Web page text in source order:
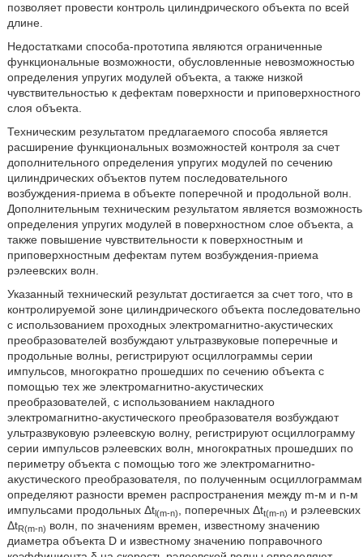
позволяет провести контроль цилиндрического объекта по всей
длине.
Недостатками способа-прототипа являются ограниченные
функциональные возможности, обусловленные невозможностью
определения упругих модулей объекта, а также низкой
чувствительностью к дефектам поверхности и приповерхностного
слоя объекта.
Техническим результатом предлагаемого способа является
расширение функциональных возможностей контроля за счет
дополнительного определения упругих модулей по сечению
цилиндрических объектов путем последовательного
возбуждения-приема в объекте поперечной и продольной волн.
Дополнительным техническим результатом является возможность
определения упругих модулей в поверхностном слое объекта, а
также повышение чувствительности к поверхностным и
приповерхностным дефектам путем возбуждения-приема
рэлеевских волн.
Указанный технический результат достигается за счет того, что в
контролируемой зоне цилиндрического объекта последовательно
с использованием проходных электромагнитно-акустических
преобразователей возбуждают ультразвуковые поперечные и
продольные волны, регистрируют осциллограммы серии
импульсов, многократно прошедших по сечению объекта с
помощью тех же электромагнитно-акустических
преобразователей, с использованием накладного
электромагнитно-акустического преобразователя возбуждают
ультразвуковую рэлеевскую волну, регистрируют осциллограмму
серии импульсов рэлеевских волн, многократных прошедших по
периметру объекта с помощью того же электромагнитно-
акустического преобразователя, по полученным осциллограммам
определяют разности времен распространения между m-м и n-м
импульсами продольных Δtl(m-n) , поперечных Δtt(m-n) и рэлеевских
ΔtR(m-n) волн, по значениям времен, известному значению
диаметра объекта D и известному значению поправочного